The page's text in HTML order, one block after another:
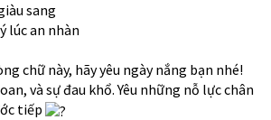
sang
lúc an nhàn
chữ này, hãy yêu ngày nắng bạn nhé!
và sự đau khổ. Yêu những nỗ lực chân
tiếp